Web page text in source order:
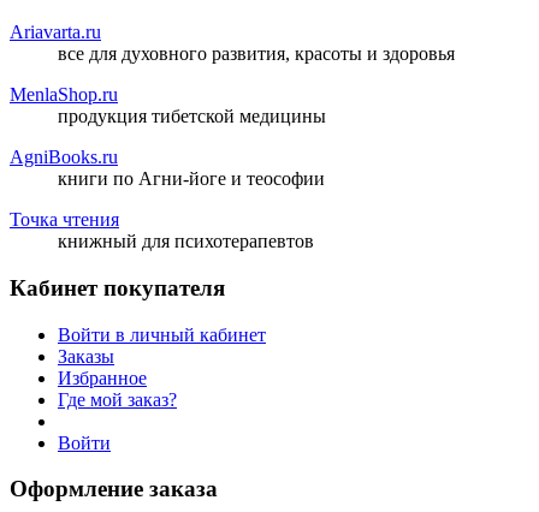
Ariavarta.ru
все для духовного развития, красоты и здоровья
MenlaShop.ru
продукция тибетской медицины
AgniBooks.ru
книги по Агни-йоге и теософии
Точка чтения
книжный для психотерапевтов
Кабинет покупателя
Войти в личный кабинет
Заказы
Избранное
Где мой заказ?
Войти
Оформление заказа